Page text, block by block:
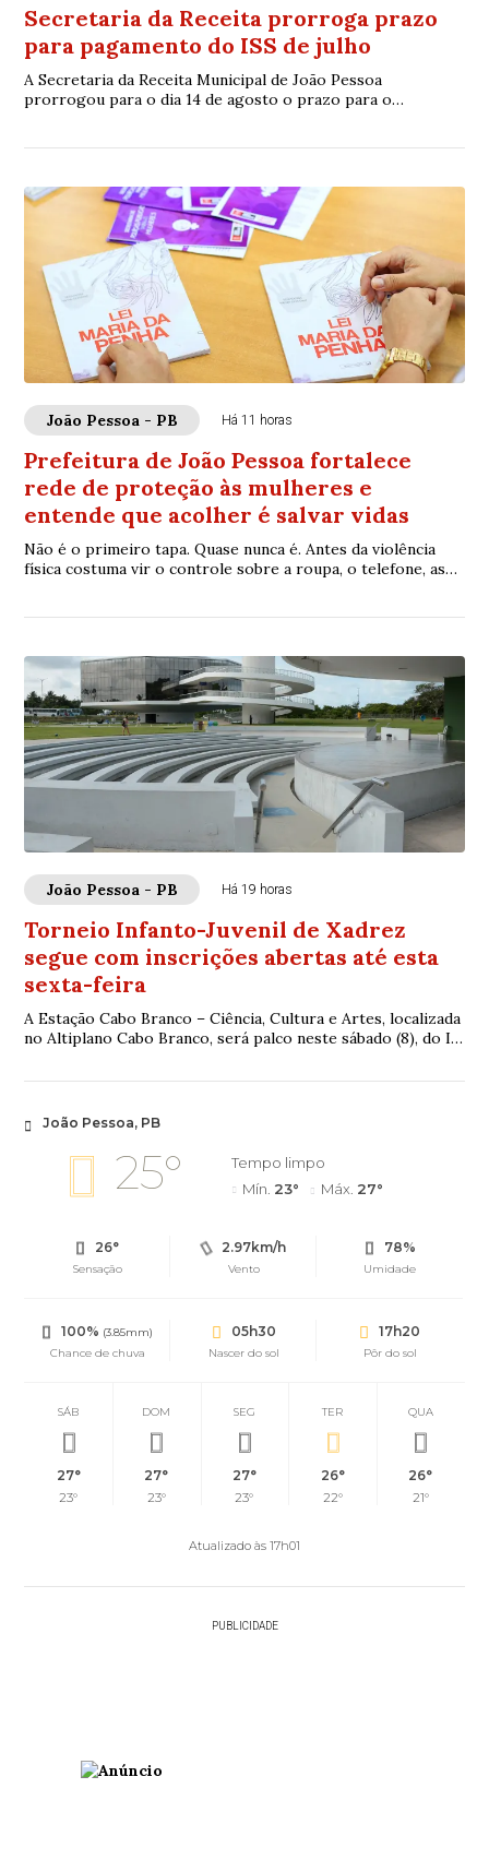
Secretaria da Receita prorroga prazo
para pagamento do ISS de julho
A Secretaria da Receita Municipal de João Pessoa
prorrogou para o dia 14 de agosto o prazo para o
João Pessoa - PB Há 11 horas
Prefeitura de João Pessoa fortalece
rede de proteção às mulheres e
entende que acolher é salvar vidas
Não é o primeiro tapa. Quase nunca é. Antes da violência
física costuma vir o controle sobre a roupa, o telefone, as
João Pessoa - PB Há 19 horas
Torneio Infanto-Juvenil de Xadrez
segue com inscrições abertas até esta
sexta-feira
A Estação Cabo Branco – Ciência, Cultura e Artes, localizada
no Altiplano Cabo Branco, será palco neste sábado (8), do IIº
João Pessoa, PB
25°
Tempo limpo
Mín. 23° Máx. 27°
26°
Sensação
2.97km/h
Vento
78%
Umidade
100% (3.85mm)
Chance de chuva
05h30
Nascer do sol
17h20
Pôr do sol
SÁB
27°
23°
DOM
27°
23°
SEG
27°
23°
TER
26°
22°
QUA
26°
21°
Atualizado às 17h01
PUBLICIDADE